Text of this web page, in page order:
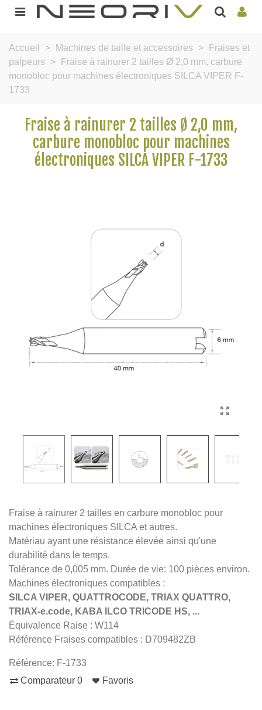
Accueil > Machines de taille et accessoires >
Fraises et
palpeurs
>
Fraise à rainurer 2 tailles Ø 2,0 mm, carbure
monobloc pour machines électroniques SILCA VIPER F-
1733
Fraise à rainurer 2 tailles Ø 2,0 mm,
carbure monobloc pour machines
électroniques SILCA VIPER F-1733
Fraise à rainurer 2 tailles en carbure monobloc pour
machines électroniques SILCA et autres.
Matériau ayant une résistance élevée ainsi qu'une
durabilité dans le temps.
Tolérance de 0,005 mm. Durée de vie: 100 pièces environ.
Machines électroniques compatibles :
SILCA VIPER, QUATTROCODE, TRIAX QUATTRO,
TRIAX-e.code, KABA ILCO TRICODE HS, ...
Équivalence Raise : W114
Référence Fraises compatibles : D709482ZB
Référence: F-1733
Comparateur 0 Favoris